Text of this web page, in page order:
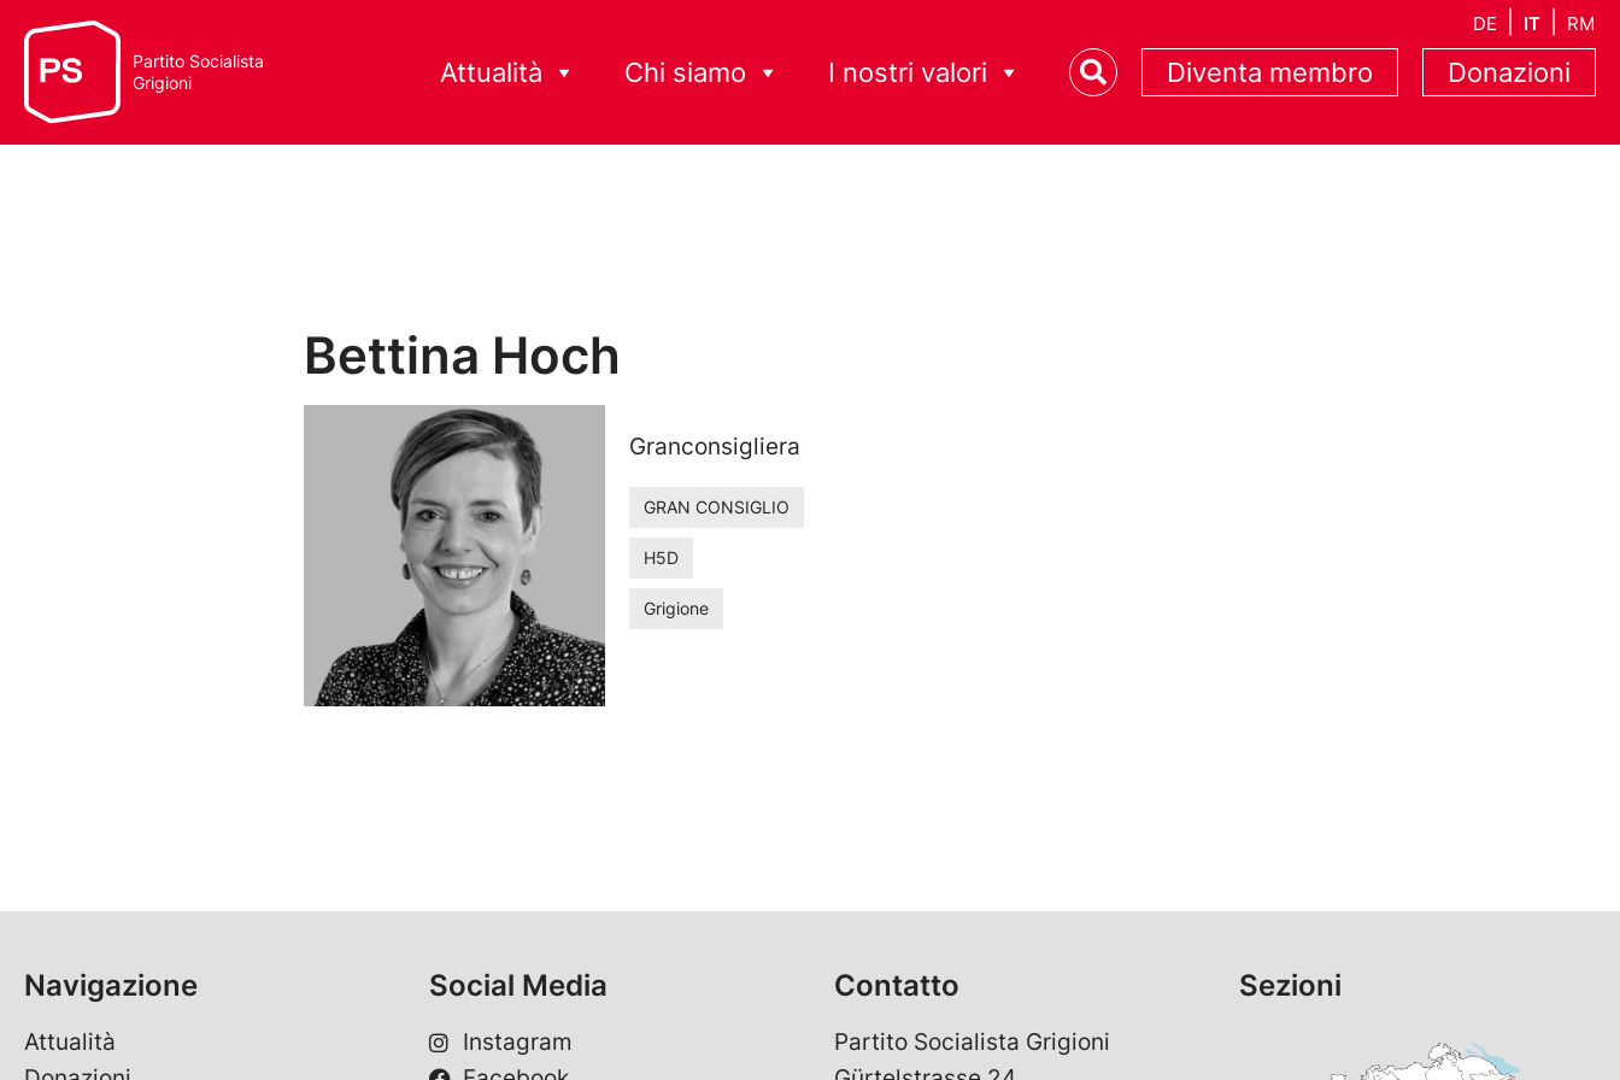
DE IT RM
Partito Socialista
Grigioni
Attualità Chi siamo I nostri valori Diventa membro Donazioni
Bettina Hoch
Granconsigliera
GRAN CONSIGLIO
H5D
Grigione
Navigazione
Attualità
Social Media
Instagram
Contatto
Partito Socialista Grigioni
Sezioni